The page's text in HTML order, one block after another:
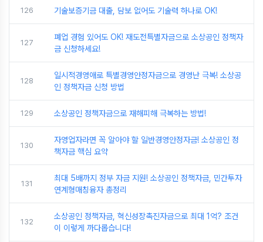
126 기술보증기금 대출, 담보 없어도 기술력 하나로 OK!
127
폐업 경험 있어도 OK! 재도전특별자금으로 소상공인 정책자
금 신청하세요!
128
일시적경영애로 특별경영안정자금으로 경영난 극복! 소상공
인 정책자금 신청 방법
129 소상공인 정책자금으로 재해피해 극복하는 방법!
130
자영업자라면 꼭 알아야 할 일반경영안정자금! 소상공인 정
책자금 핵심 요약
131
최대 5배까지 정부 자금 지원! 소상공인 정책자금, 민간투자
연계형매칭융자 총정리
132
소상공인 정책자금, 혁신성장촉진자금으로 최대 1억? 조건
이 이렇게 까다롭습니다!